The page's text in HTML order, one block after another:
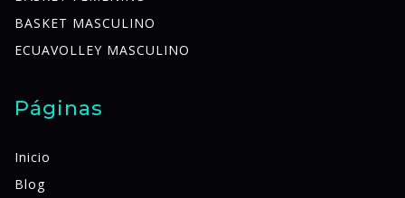
BASKET MASCULINO
ECUAVOLLEY MASCULINO
Páginas
Inicio
Blog